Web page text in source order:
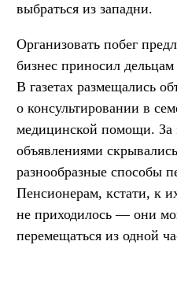
выбраться из западни.
Организовать побег
бизнес приносил
В газетах размещались
о консультировании в
медицинской помощи.
объявлениями
разнообразные способы
Пенсионерам, кстати, к
не приходилось — они
перемещаться из одной